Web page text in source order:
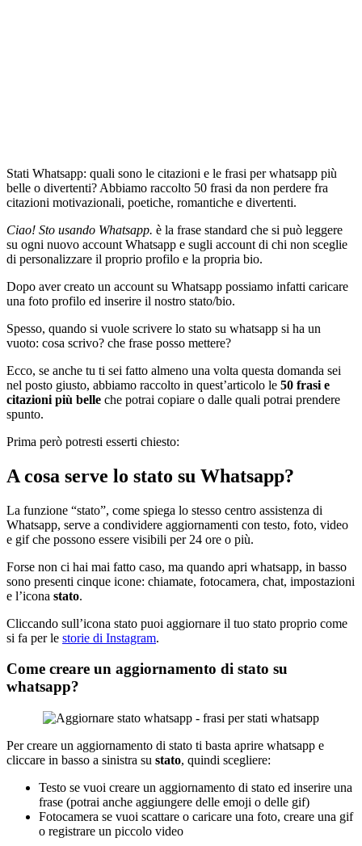
Stati Whatsapp: quali sono le citazioni e le frasi per whatsapp più
belle o divertenti? Abbiamo raccolto 50 frasi da non perdere fra
citazioni motivazionali, poetiche, romantiche e divertenti.
Ciao! Sto usando Whatsapp. è la frase standard che si può leggere
su ogni nuovo account Whatsapp e sugli account di chi non sceglie
di personalizzare il proprio profilo e la propria bio.
Dopo aver creato un account su Whatsapp possiamo infatti caricare
una foto profilo ed inserire il nostro stato/bio.
Spesso, quando si vuole scrivere lo stato su whatsapp si ha un
vuoto: cosa scrivo? che frase posso mettere?
Ecco, se anche tu ti sei fatto almeno una volta questa domanda sei
nel posto giusto, abbiamo raccolto in quest’articolo le 50 frasi e
citazioni più belle che potrai copiare o dalle quali potrai prendere
spunto.
Prima però potresti esserti chiesto:
A cosa serve lo stato su Whatsapp?
La funzione “stato”, come spiega lo stesso centro assistenza di
Whatsapp, serve a condividere aggiornamenti con testo, foto, video
e gif che possono essere visibili per 24 ore o più.
Forse non ci hai mai fatto caso, ma quando apri whatsapp, in basso
sono presenti cinque icone: chiamate, fotocamera, chat, impostazioni
e l’icona stato.
Cliccando sull’icona stato puoi aggiornare il tuo stato proprio come
si fa per le storie di Instagram.
Come creare un aggiornamento di stato su
whatsapp?
Per creare un aggiornamento di stato ti basta aprire whatsapp e
cliccare in basso a sinistra su stato, quindi scegliere:
Testo se vuoi creare un aggiornamento di stato ed inserire una
frase (potrai anche aggiungere delle emoji o delle gif)
Fotocamera se vuoi scattare o caricare una foto, creare una gif
o registrare un piccolo video